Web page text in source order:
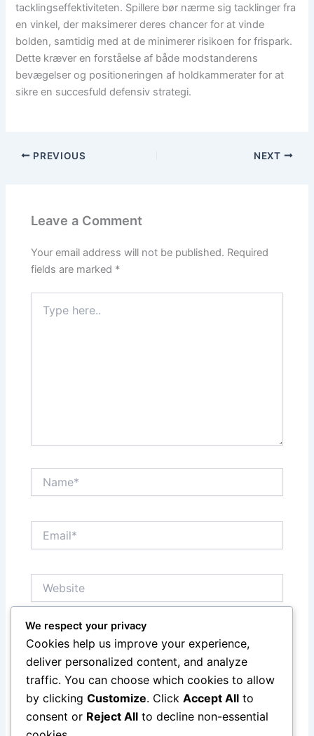
tacklingseffektiviteten. Spillere bør nærme sig tacklinger fra
en vinkel, der maksimerer deres chancer for at vinde
bolden, samtidig med at de minimerer risikoen for frispark.
Dette kræver en forståelse af både modstanderens
bevægelser og positioneringen af holdkammerater for at
sikre en succesfuld defensiv strategi.
PREVIOUS NEXT
Leave a Comment
Your email address will not be published. Required
fields are marked *
here..
Save my name, email, and website in this browser
for the next time I comment.
We respect your privacy
Cookies help us improve your experience,
deliver personalized content, and analyze
traffic. You can choose which cookies to allow
by clicking Customize. Click Accept All to
consent or Reject All to decline non-essential